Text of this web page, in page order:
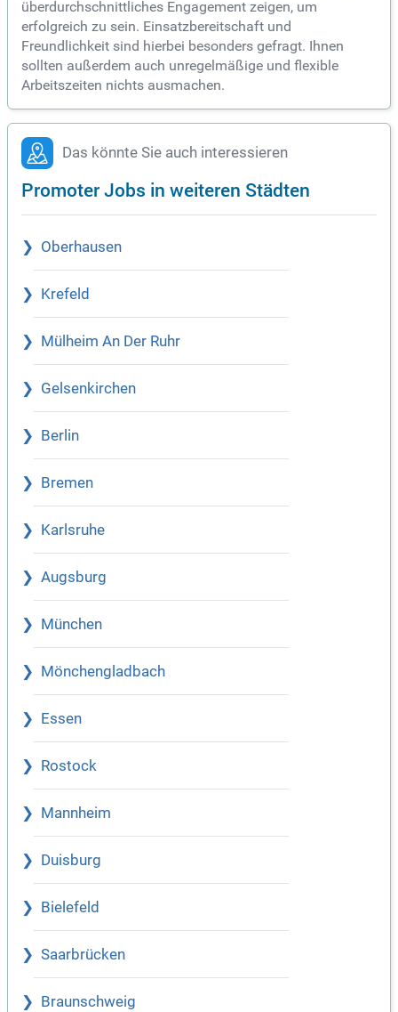
überdurchschnittliches Engagement zeigen, um
erfolgreich zu sein. Einsatzbereitschaft und
Freundlichkeit sind hierbei besonders gefragt. Ihnen
sollten außerdem auch unregelmäßige und flexible
Arbeitszeiten nichts ausmachen.
Das könnte Sie auch interessieren
Promoter Jobs in weiteren Städten
Oberhausen
Krefeld
Mülheim An Der Ruhr
Gelsenkirchen
Berlin
Bremen
Karlsruhe
Augsburg
München
Mönchengladbach
Essen
Rostock
Mannheim
Duisburg
Bielefeld
Saarbrücken
Braunschweig